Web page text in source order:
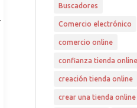
Buscadores
Comercio electrónico
comercio online
confianza tienda online
creación tienda online
crear una tienda online